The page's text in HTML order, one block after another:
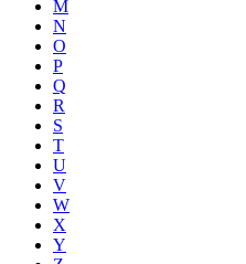
M
N
O
P
Q
R
S
T
U
V
W
X
Y